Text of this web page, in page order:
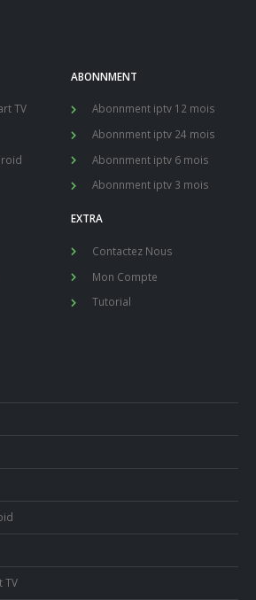
TV
ABONNMENT
Abonnment iptv 12 mois
Abonnment iptv 24 mois
Abonnment iptv 6 mois
Abonnment iptv 3 mois
EXTRA
Contactez Nous
Mon Compte
Tutorial
TV